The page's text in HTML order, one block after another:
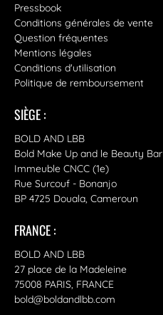
Pressbook
Conditions générales de vente
Question fréquentes
Mentions légales
Conditions d'utilisation
Politique de remboursement
SIÈGE :
BOLD AND LBB
Bold Make Up and le Beauty Bar
Immeuble CNCC (1e)
Rue Surcouf - Bonanjo
BP 4725 Douala, Cameroun
FRANCE :
BOLD AND LBB
27 place de la Madeleine
75008 PARIS, FRANCE
bold@boldandlbb.com